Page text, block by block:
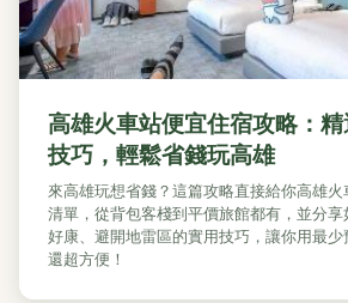
高雄火車站便宜住宿攻略：
技巧，輕鬆省錢玩高雄
來高雄玩想省錢？這篇攻略直接給你高雄
清單，從背包客棧到平價旅館都有，並分
好康、避開地雷區的實用技巧，讓你用最
還超方便！